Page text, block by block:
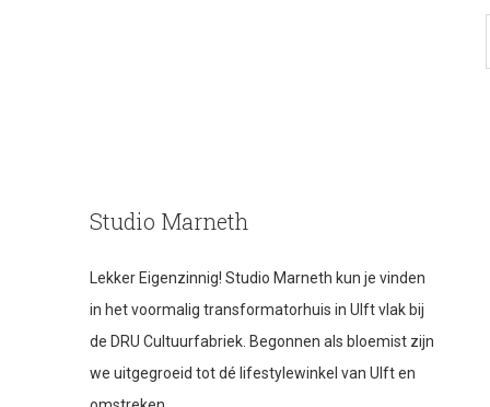
Studio Marneth
Lekker Eigenzinnig! Studio Marneth kun je vinden
in het voormalig transformatorhuis in Ulft vlak bij
de DRU Cultuurfabriek. Begonnen als bloemist zijn
we uitgegroeid tot dé lifestylewinkel van Ulft en